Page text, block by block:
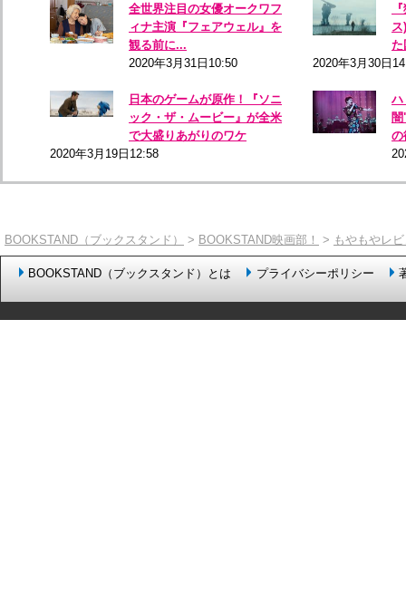
全世界注目の女優オークワフ
ィナ主演『フェアウェル』を
観る前に...
2020年3月31日10:50
た
2020年3月30日
日本のゲームが原作！『ソニ
ック・ザ・ムービー』が全米
で大盛りあがりのワケ
2020年3月19日12:58
ハ
の
BOOKSTAND（ブックスタンド） > BOOKSTAND映画部！ > もやもやレ
BOOKSTAND（ブックスタンド）とは プライバシーポリシー